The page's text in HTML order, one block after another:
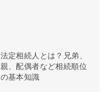
法定相続人とは？兄弟、
親、配偶者など相続順位
の基本知識